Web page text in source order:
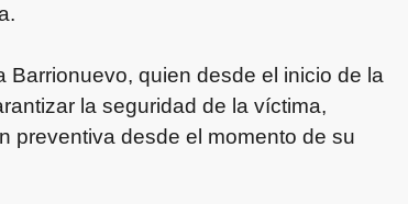
quien desde el inicio de la
la seguridad de la víctima,
preventiva desde el momento de su